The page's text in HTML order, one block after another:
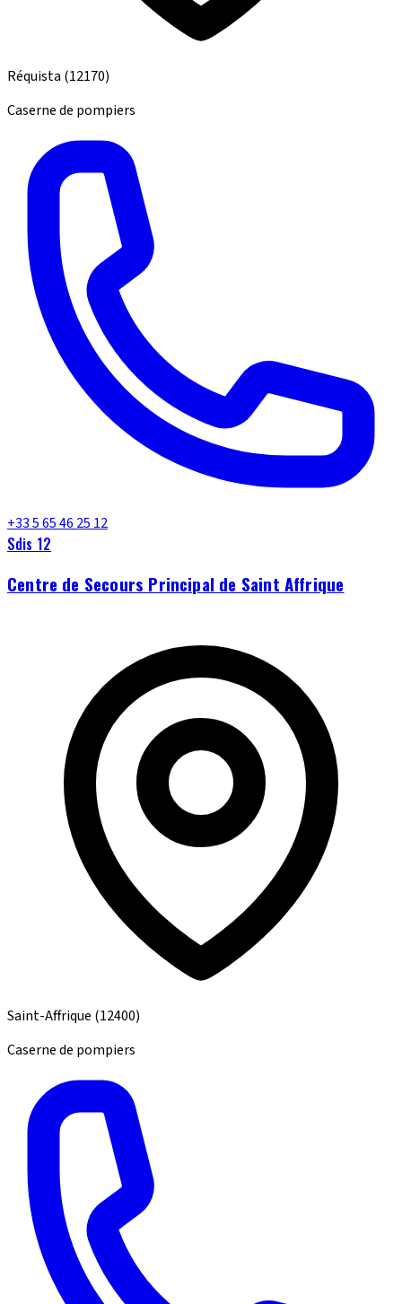
Réquista (12170)
Caserne de pompiers
+33 5 65 46 25 12
Sdis 12
Centre de Secours Principal de Saint Affrique
Saint-Affrique (12400)
Caserne de pompiers